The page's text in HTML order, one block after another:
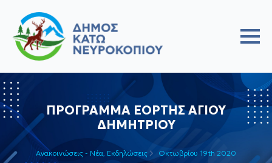
ΠΡΟΓΡΑΜΜΑ ΕΟΡΤΗΣ ΑΓΙΟΥ
ΔΗΜΗΤΡΙΟΥ
Ανακοινώσεις - Νέα Εκδηλώσεις Οκτωβρίου 19th 2020